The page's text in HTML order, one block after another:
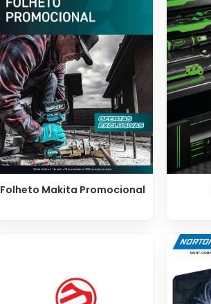
Folheto Makita Promocional